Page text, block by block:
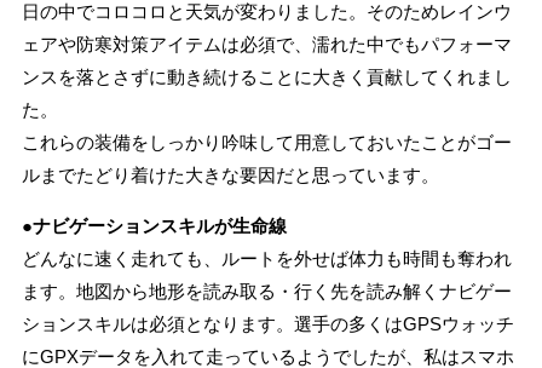
日の中でコロコロと天気が変わりました。そのためレインウ
ェアや防寒対策アイテムは必須で、濡れた中でもパフォーマ
ンスを落とさずに動き続けることに大きく貢献してくれまし
た。
これらの装備をしっかり吟味して用意しておいたことがゴー
ルまでたどり着けた大きな要因だと思っています。
●ナビゲーションスキルが生命線
どんなに速く走れても、ルートを外せば体力も時間も奪われ
ます。地図から地形を読み取る・行く先を読み解くナビゲー
ションスキルは必須となります。選手の多くはGPSウォッチ
にGPXデータを入れて走っているようでしたが、私はスマホ